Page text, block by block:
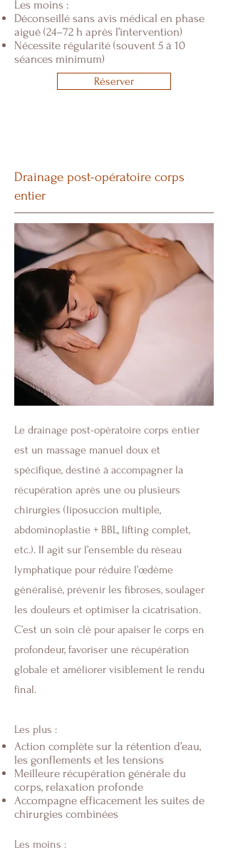
Les moins :​
Déconseillé sans avis médical en phase
aiguë (24–72 h après l’intervention)
Nécessite régularité (souvent 5 à 10
séances minimum)
Réserver
Drainage post-opératoire corps
entier
Le drainage post-opératoire corps entier
est un massage manuel doux et
spécifique, destiné à accompagner la
récupération après une ou plusieurs
chirurgies (liposuccion multiple,
abdominoplastie + BBL, lifting complet,
etc.). Il agit sur l’ensemble du réseau
lymphatique pour réduire l’œdème
généralisé, prévenir les fibroses, soulager
les douleurs et optimiser la cicatrisation.
C’est un soin clé pour apaiser le corps en
profondeur, favoriser une récupération
globale et améliorer visiblement le rendu
final.
Les plus :
Action complète sur la rétention d’eau,
les gonflements et les tensions
Meilleure récupération générale du
corps, relaxation profonde
Accompagne efficacement les suites de
chirurgies combinées
Les moins :